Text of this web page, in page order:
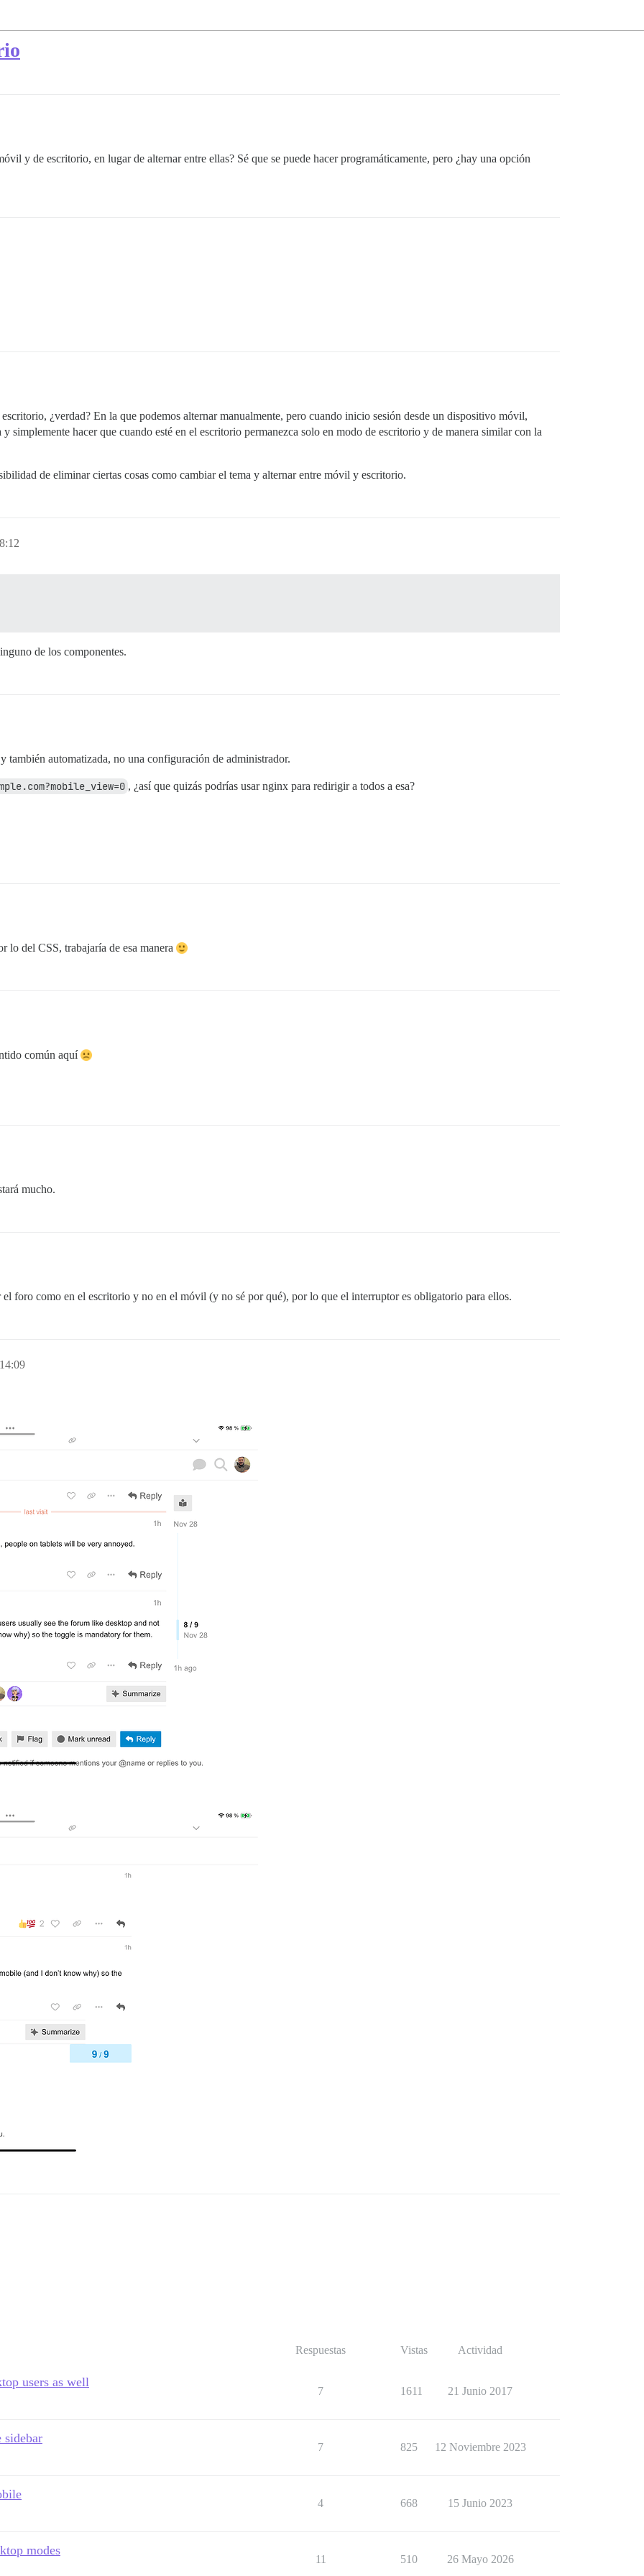
y de escritorio, en lugar de alternar entre ellas? Sé que se puede hacer programáticamente, pero ¿hay una opción
¿verdad? En la que podemos alternar manualmente, pero cuando inicio sesión desde un dispositivo móvil,
simplemente hacer que cuando esté en el escritorio permanezca solo en modo de escritorio y de manera similar con la
de eliminar ciertas cosas como cambiar el tema y alternar entre móvil y escritorio.
de los componentes.
también automatizada, no una configuración de administrador.
, ¿así que quizás podrías usar nginx para redirigir a todos a esa?
lo del CSS, trabajaría de esa manera
común aquí
mucho.
el foro como en el escritorio y no en el móvil (y no sé por qué), por lo que el interruptor es obligatorio para ellos.
Respuestas Vistas Actividad
users as well
7 1611 21 Junio 2017
7 825 12 Noviembre 2023
4 668 15 Junio 2023
modes
11 510 26 Mayo 2026